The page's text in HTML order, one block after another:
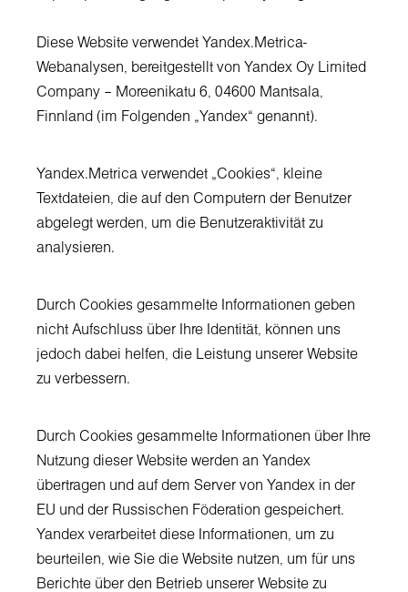
Diese Website verwendet Yandex.Metrica-
Webanalysen, bereitgestellt von Yandex Oy Limited
Company – Moreenikatu 6, 04600 Mantsala,
Finnland (im Folgenden „Yandex“ genannt).
Yandex.Metrica verwendet „Cookies“, kleine
Textdateien, die auf den Computern der Benutzer
abgelegt werden, um die Benutzeraktivität zu
analysieren.
Durch Cookies gesammelte Informationen geben
nicht Aufschluss über Ihre Identität, können uns
jedoch dabei helfen, die Leistung unserer Website
zu verbessern.
Durch Cookies gesammelte Informationen über Ihre
Nutzung dieser Website werden an Yandex
übertragen und auf dem Server von Yandex in der
EU und der Russischen Föderation gespeichert.
Yandex verarbeitet diese Informationen, um zu
beurteilen, wie Sie die Website nutzen, um für uns
Berichte über den Betrieb unserer Website zu